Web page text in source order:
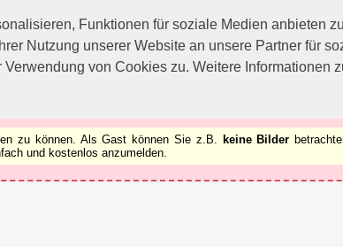
Funktionen für soziale Medien anbieten
Nutzung unserer Website an unsere Partner für
von Cookies zu. Weitere Informationen
können.
zu können. Als Gast können Sie z.B. keine Bilder
und kostenlos anzumelden.